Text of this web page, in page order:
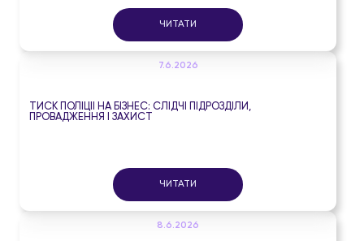
ЧИТАТИ
7.6.2026
ТИСК ПОЛІЦІЇ НА БІЗНЕС: СЛІДЧІ ПІДРОЗДІЛИ,
ПРОВАДЖЕННЯ І ЗАХИСТ
ЧИТАТИ
8.6.2026